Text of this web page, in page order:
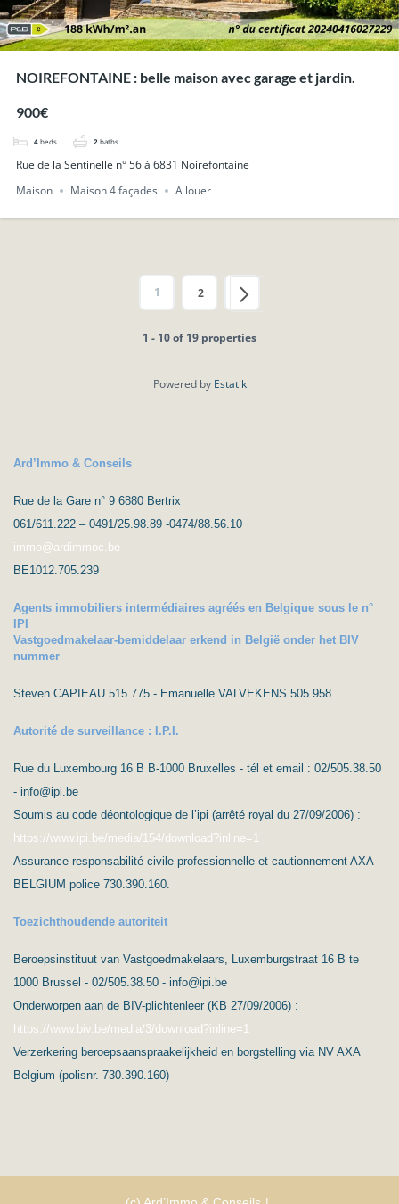
NOIREFONTAINE : belle maison avec garage et jardin.
900€
4 beds 2 baths
Rue de la Sentinelle n° 56 à 6831 Noirefontaine
Maison
Maison 4 façades A louer
1 2
1 - 10 of 19 properties
Powered by Estatik
Ard’Immo & Conseils
Rue de la Gare n° 9 6880 Bertrix
061/611.222 – 0491/25.98.89 -0474/88.56.10
immo@ardimmoc.be
BE1012.705.239
Agents immobiliers intermédiaires agréés en Belgique sous le n°
IPI
Vastgoedmakelaar-bemiddelaar erkend in België onder het BIV
nummer
Steven CAPIEAU 515 775 - Emanuelle VALVEKENS 505 958
Autorité de surveillance : I.P.I.
Rue du Luxembourg 16 B B-1000 Bruxelles - tél et email : 02/505.38.50
- info@ipi.be
Soumis au code déontologique de l’ipi (arrêté royal du 27/09/2006) :
https://www.ipi.be/media/154/download?inline=1
Assurance responsabilité civile professionnelle et cautionnement AXA
BELGIUM police 730.390.160.
Toezichthoudende autoriteit
Beroepsinstituut van Vastgoedmakelaars, Luxemburgstraat 16 B te
1000 Brussel - 02/505.38.50 - info@ipi.be
Onderworpen aan de BIV-plichtenleer (KB 27/09/2006) :
https://www.biv.be/media/3/download?inline=1
Verzerkering beroepsaanspraakelijkheid en borgstelling via NV AXA
Belgium (polisnr. 730.390.160)